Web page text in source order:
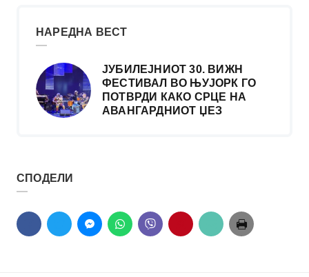
НАРЕДНА ВЕСТ
ЈУБИЛЕЈНИОТ 30. ВИЖН
ФЕСТИВАЛ ВО ЊУЈОРК ГО
ПОТВРДИ КАКО СРЦЕ НА
АВАНГАРДНИOТ ЏЕЗ
СПОДЕЛИ